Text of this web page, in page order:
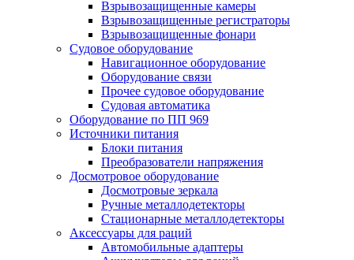
Взрывозащищенные камеры
Взрывозащищенные регистраторы
Взрывозащищенные фонари
Судовое оборудование
Навигационное оборудование
Оборудование связи
Прочее судовое оборудование
Судовая автоматика
Оборудование по ПП 969
Источники питания
Блоки питания
Преобразователи напряжения
Досмотровое оборудование
Досмотровые зеркала
Ручные металлодетекторы
Стационарные металлодетекторы
Аксессуары для раций
Автомобильные адаптеры